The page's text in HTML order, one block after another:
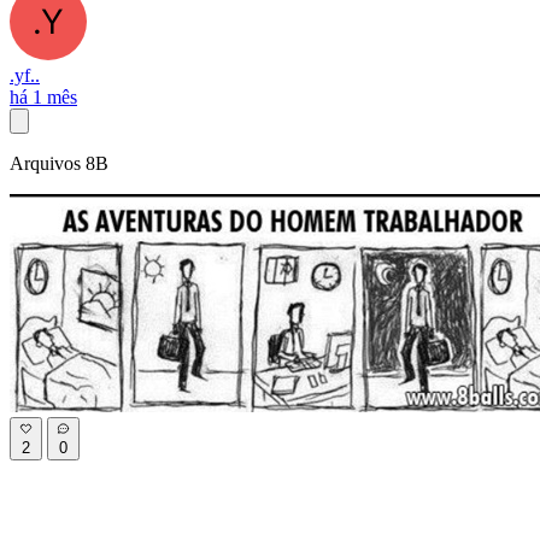
.yf..
há 1 mês
Arquivos 8B
2 0